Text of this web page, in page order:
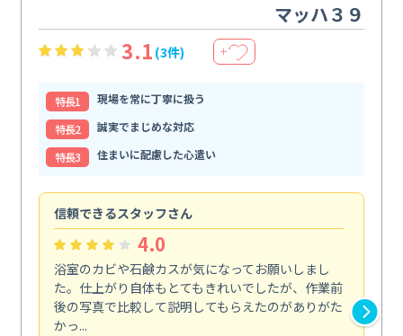
マッハ３９
3.1 (3件) ＋
特⻑1
現場を常に丁寧に扱う
特⻑2
誠実でまじめな対応
特⻑3
住まいに配慮した心遣い
信頼できるスタッフさん
4.0
浴室のカビや石鹸カスが気になってお願いしまし
た。仕上がり自体もとてもきれいでしたが、作業前
後の写真で比較して説明してもらえたのがありがた
かっ...